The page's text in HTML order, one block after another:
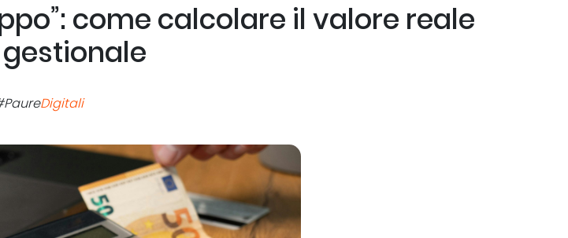
come calcolare il valore reale
Digitali